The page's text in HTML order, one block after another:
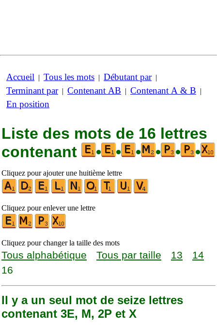
Accueil | Tous les mots | Débutant par|
Terminant par| Contenant AB | Contenant A & B |
En position
Liste des mots de 16 lettres
contenant
• • • • • •
Cliquez pour ajouter une huitième lettre
Cliquez pour enlever une lettre
Cliquez pour changer la taille des mots
Tous alphabétique Tous par taille 13
14
16
Il y a un seul mot de seize lettres
contenant 3E, M, 2P et X